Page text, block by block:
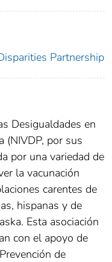
Partnership
Desigualdades en
(NIVDP, por sus
por una variedad de
la vacunación
carentes de
hispanas y de
Esta asociación
con el apoyo de
de